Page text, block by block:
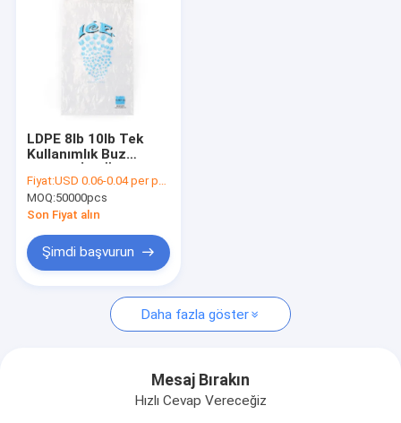
Kilitli Plastik Torbalar
Plastik Gazete Poşetleri
Kurye Plastik Torba
Numune Taşıma Çantası
Geri Dönüşümlü Çöp Torbaları
LDPE 8lb 10lb Tek
Kullanımlık Buz
Boyut
Fiyat:USD 0.06-0.04 per pcs
MOQ:50000pcs
Son Fiyat alın
Şimdi başvurun
Daha fazla göster
Mesaj Bırakın
Hızlı Cevap Vereceğiz